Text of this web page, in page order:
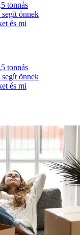
tonnás
önnek
és mi
tonnás
önnek
és mi